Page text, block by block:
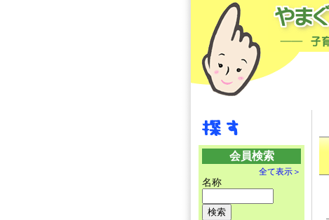
会員検索
全て表示＞
名称